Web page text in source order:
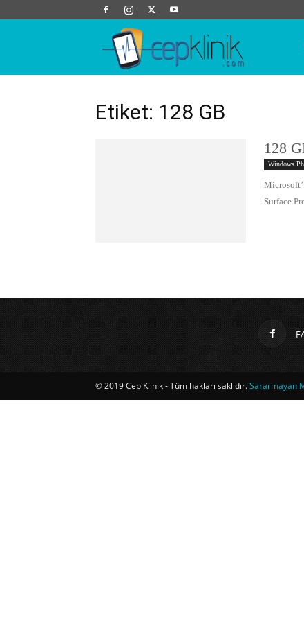
Etiket: 128 GB
128
Windows
Surface
© 2019 Cep Klinik - Tüm hakları saklıdır.Sararmayan